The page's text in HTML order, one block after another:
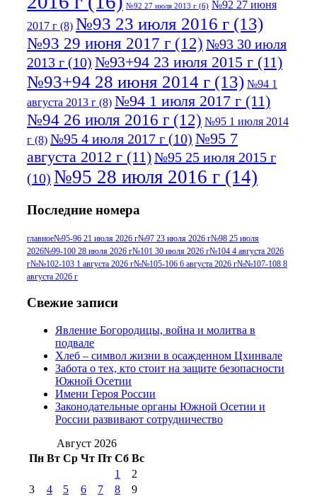
№92 27 июля 2013 г (6) №92 27 июня
2017 г (8) №93 23 июля 2016 г (13)
№93 29 июня 2017 г (12) №93 30 июля
2013 г (10) №93+94 23 июля 2015 г (11)
№93+94 28 июня 2014 г (13) №94 1
августа 2013 г (8) №94 1 июля 2017 г (11)
№94 26 июля 2016 г (12) №95 1 июля 2014
г (8) №95 4 июля 2017 г (10) №95 7
августа 2012 г (11)№95 25 июля 2015 г
(10) №95 28 июля 2016 г (14)
июля 2017 г(11)№96 9 августа 2012
г(13) №96 28 июля 2015 г(9) №96+97 3
июля 2014 г(10)№96+97 30 июля
2016 г(13)
июля 2017 г
2012 г
(15)
№97 30 июля 2015 г
(15)№98 1 августа 2015 г
августа 2016 г(10)№98 5 июля 2014 г(10)
№98 8 августа 2013 г
августа 2012 г(14) №98+99 11 июля
2017 г(9)
№99 4 августа
2016 г(12) №99 8 июля 2014 г
августа 2012 г(11)
августа 2013 г
(12)
Последние номера
главное№95-96 21 июля 2026 г№97 23 июля 2026 г№98 25 июля
2026№99-100 28 июля 2026 г№101 30 июля 2026 г№104 4 августа 2026
г№№102-103 1 августа 2026 г№№105-106 6 августа 2026 г№№107-108 8
августа 2026 г
Свежие записи
Явление Богородицы, война и молитва в
подвале
Хлеб – символ жизни в осажденном Цхинвале
Забота о тех, кто стоит на защите безопасности
Южной Осетии
Имени Героя России
Законодательные органы Южной Осетии и
России развивают сотрудничество
Август 2026
Пн Вт Ср Чт Пт Сб Вс
1
2
3
4 5 6 7 8
9